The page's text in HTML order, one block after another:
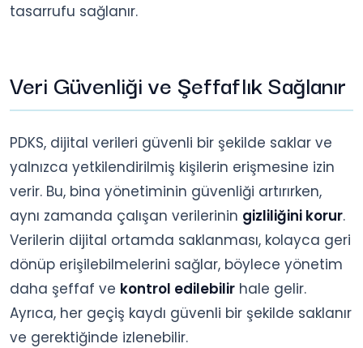
tasarrufu sağlanır.
Veri Güvenliği ve Şeffaflık Sağlanır
PDKS, dijital verileri güvenli bir şekilde saklar ve
yalnızca yetkilendirilmiş kişilerin erişmesine izin
verir. Bu, bina yönetiminin güvenliği artırırken,
aynı zamanda çalışan verilerinin gizliliğini korur.
Verilerin dijital ortamda saklanması, kolayca geri
dönüp erişilebilmelerini sağlar, böylece yönetim
daha şeffaf ve kontrol edilebilir hale gelir.
Ayrıca, her geçiş kaydı güvenli bir şekilde saklanır
ve gerektiğinde izlenebilir.